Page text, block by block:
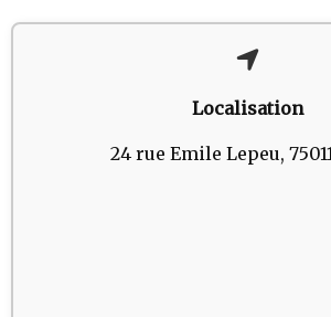
Localisation
24 rue Emile Lepeu,